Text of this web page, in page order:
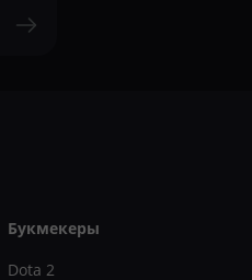
Букмекеры
Dota 2